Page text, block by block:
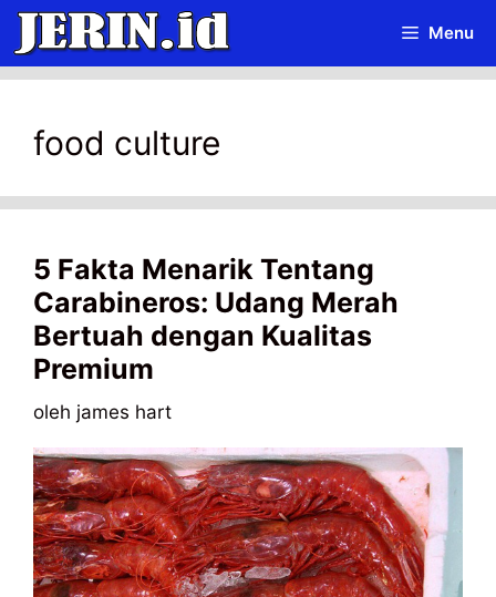
Langsung
isi
Menu
food culture
5 Fakta Menarik Tentang
Carabineros: Udang Merah
Bertuah dengan Kualitas
Premium
oleh james hart